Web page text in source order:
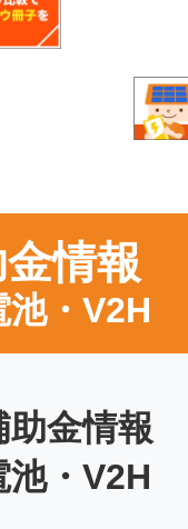
情報
・V2H
助金情報
・V2H